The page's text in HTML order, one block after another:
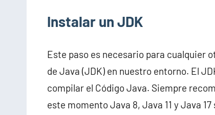
Instalar un JDK
Este paso es necesario para cualquier
de Java (JDK) en nuestro entorno. El
compilar el Código Java. Siempre
este momento Java 8, Java 11 y Java